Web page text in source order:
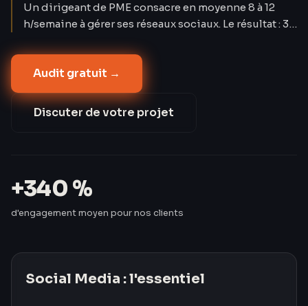
Un dirigeant de PME consacre en moyenne 8 à 12
h/semaine à gérer ses réseaux sociaux. Le résultat : 3-
régularité. Nos clients passent à 15-20
contenus/mois par plateforme avec un engagement
en hausse de 340 % — sans mobiliser une minute de
leur temps.
Audit gratuit →
Discuter de votre projet
+340 %
d'engagement moyen pour nos clients
Social Media : l'essentiel